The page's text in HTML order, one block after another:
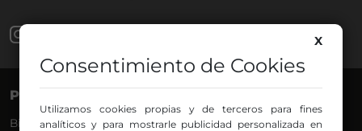
PROGRAMAS
Bilbosport
Agurtzane
X
Consentimiento de Cookies
Utilizamos cookies propias y de terceros para fines
analíticos y para mostrarle publicidad personalizada en